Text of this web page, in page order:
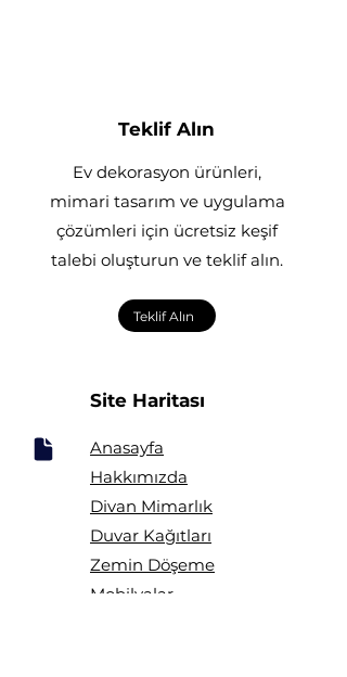
Teklif Alın
Ev dekorasyon ürünleri,
mimari tasarım ve uygulama
çözümleri için ücretsiz keşif
talebi oluşturun ve teklif alın.
Teklif Alın
Site Haritası
Anasayfa
Hakkımızda
Divan Mimarlık
Duvar Kağıtları
Zemin Döşeme
Mobilyalar